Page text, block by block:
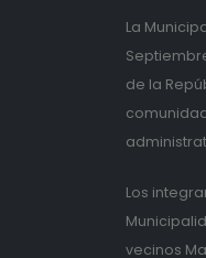
La
de la
Los
vecinos